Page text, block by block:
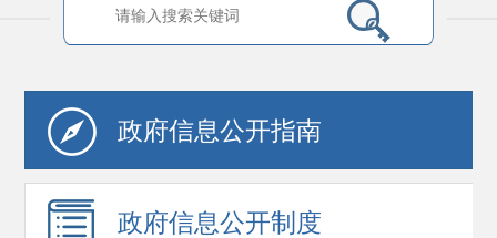
政府信息公开指南
政府信息公开制度